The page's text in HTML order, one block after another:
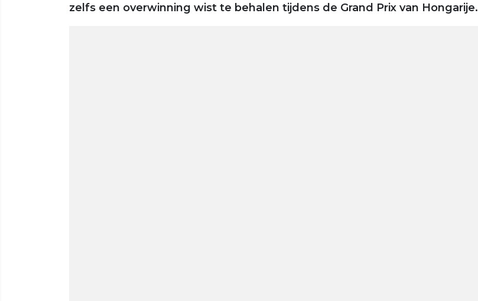
zelfs een overwinning wist te behalen tijdens de Grand Prix van Hongarije.